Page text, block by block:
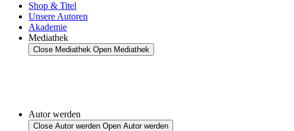
Shop & Titel
Unsere Autoren
Akademie
Mediathek
Close Mediathek Open Mediathek
Autor werden
Close Autor werden Open Autor werden